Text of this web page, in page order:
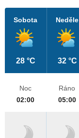
Sobota
28 °C
Neděle
32 °C
Noc
02:00
Ráno
05:00